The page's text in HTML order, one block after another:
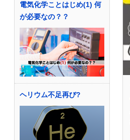
電気化学ことはじめ(1) 何
が必要なの？？
ヘリウム不足再び?